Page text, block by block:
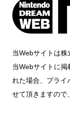
当Webサイトは株
当Webサイトに掲
れた場合、プライ
せて頂きますので